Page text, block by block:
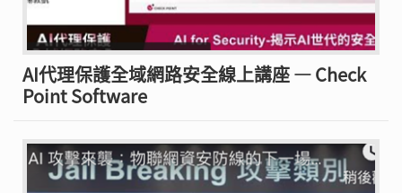
AI代理保護全域網路安全線上講座 — Check
Point Software